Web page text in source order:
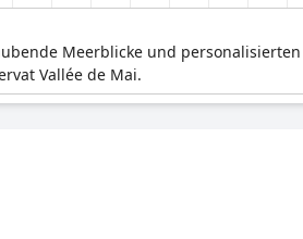
Meerblicke und
Vallée de Mai.